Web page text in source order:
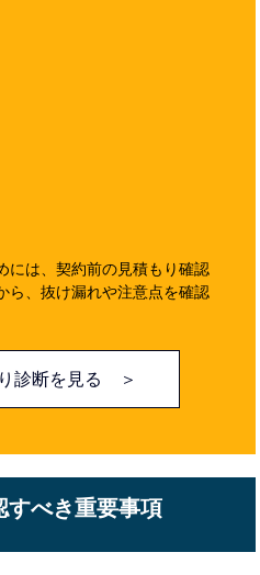
には、契約前の見積もり確認
ら、抜け漏れや注意点を確認
診断を見る ＞
すべき重要事項